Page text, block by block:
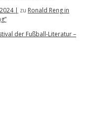
| zu Ronald Reng in
der Fußball-Literatur –